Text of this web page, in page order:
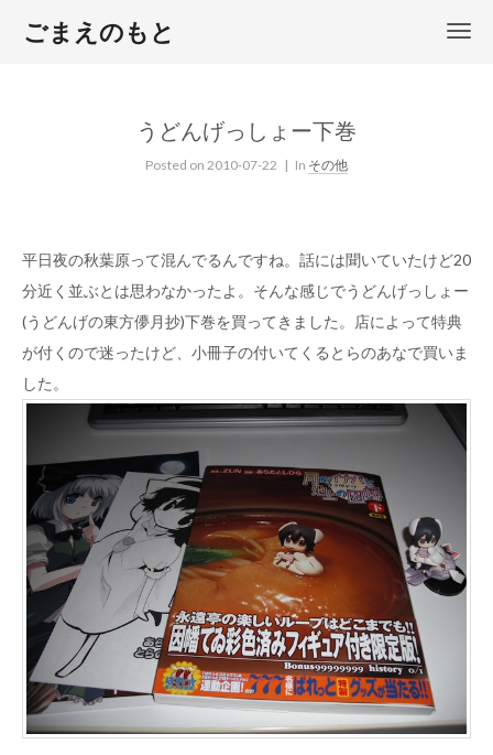
ごまえのもと
うどんげっしょー下巻
Posted on 2010-07-22 | In その他
平日夜の秋葉原って混んでるんですね。話には聞いていたけど20
分近く並ぶとは思わなかったよ。そんな感じでうどんげっしょー
(うどんげの東方儚月抄)下巻を買ってきました。店によって特典
が付くので迷ったけど、小冊子の付いてくるとらのあなで買いま
した。